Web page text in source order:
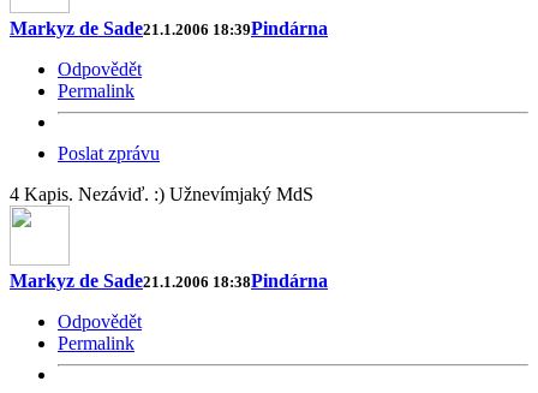
Markyz de Sade21.1.2006 18:39Pindárna
Odpovědět
Permalink
Poslat zprávu
4 Kapis. Nezáviď. :) Užnevímjaký MdS
Markyz de Sade21.1.2006 18:38Pindárna
Odpovědět
Permalink